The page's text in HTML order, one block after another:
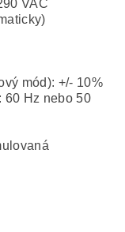
VAC
mód): +/- 10%
60 Hz nebo 50